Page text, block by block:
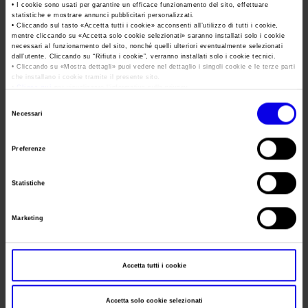
• I cookie sono usati per garantire un efficace funzionamento del sito, effettuare
statistiche e mostrare annunci pubblicitari personalizzati.
• Cliccando sul tasto «Accetta tutti i cookie» acconsenti all’utilizzo di tutti i cookie,
mentre cliccando su «Accetta solo cookie selezionati» saranno installati solo i cookie
necessari al funzionamento del sito, nonché quelli ulteriori eventualmente selezionati
dall’utente. Cliccando su “ Rifiuta i cookie”, verranno installati solo i cookie tecnici.
• Cliccando su «Mostra dettagli» puoi vedere nel dettaglio i singoli cookie e le terze parti
che installano i cookie tramite il presente sito.
Necessari
Preferenze
Statistiche
Marketing
Accetta tutti i cookie
Accetta solo cookie selezionati
Numeri della fiera
Carta dei Valori
Parità di genere
Codice Etico
Bilanci Societari
Accredito Stampa Marmomac 2026
Servizi in quartiere per la stampa
Contatti Ufficio Stampa
Lavora con noi
Contatti
Data
22/05/2026 - 24/05/2026
Frequenza
Annual
Website
https://www.veronamineralshow.com/
Segreteria
Telefono